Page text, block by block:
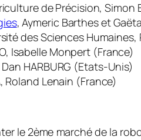
de Précision,
, Aymeric Barthes et
des Sciences Humaines,
Isabelle Monpert (France)
HARBURG (Etats-Unis)
Roland Lenain (France)
le 2ème marché de la